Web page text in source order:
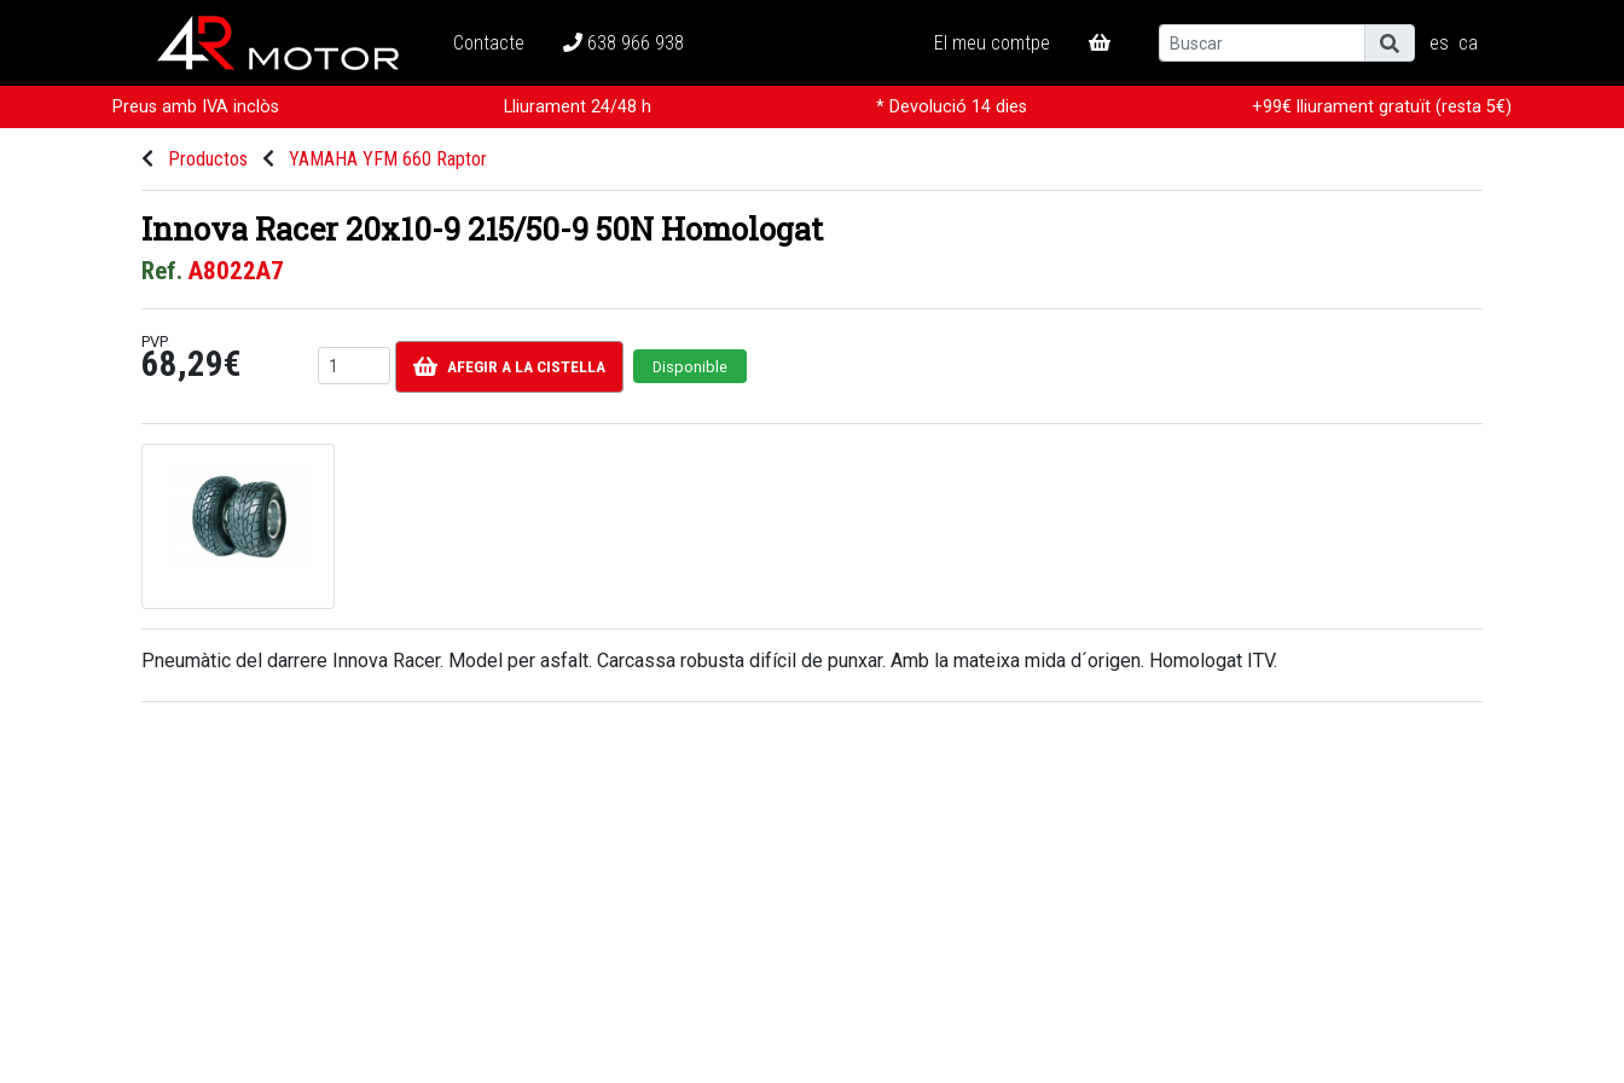
Contacte 638 966 938 El meu comtpe es ca
Preus amb IVA inclòs Lliurament 24/48 h * Devolució 14 dies +99€ lliurament gratuït (resta 5€)
Productos YAMAHA YFM 660 Raptor
Innova Racer 20x10-9 215/50-9 50N Homologat
Ref.A8022A7
PVP
68,29€ AFEGIR A LA CISTELLA Disponible
Pneumàtic del darrere Innova Racer. Model per asfalt. Carcassa robusta difícil de punxar. Amb la mateixa mida d´origen. Homologat ITV.